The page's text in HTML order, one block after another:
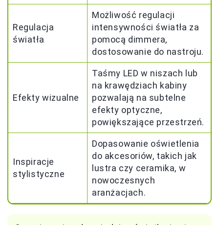
Regulacja
światła
Możliwość regulacji
intensywności światła za
pomocą dimmera,
dostosowanie do nastroju.
Efekty wizualne
Taśmy LED w niszach lub
na krawędziach kabiny
pozwalają na subtelne
efekty optyczne,
powiększające przestrzeń.
Inspiracje
stylistyczne
Dopasowanie oświetlenia
do akcesoriów, takich jak
lustra czy ceramika, w
nowoczesnych
aranżacjach.